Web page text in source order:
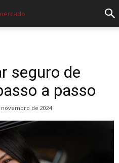
seguro de
a passo
novembro de 2024